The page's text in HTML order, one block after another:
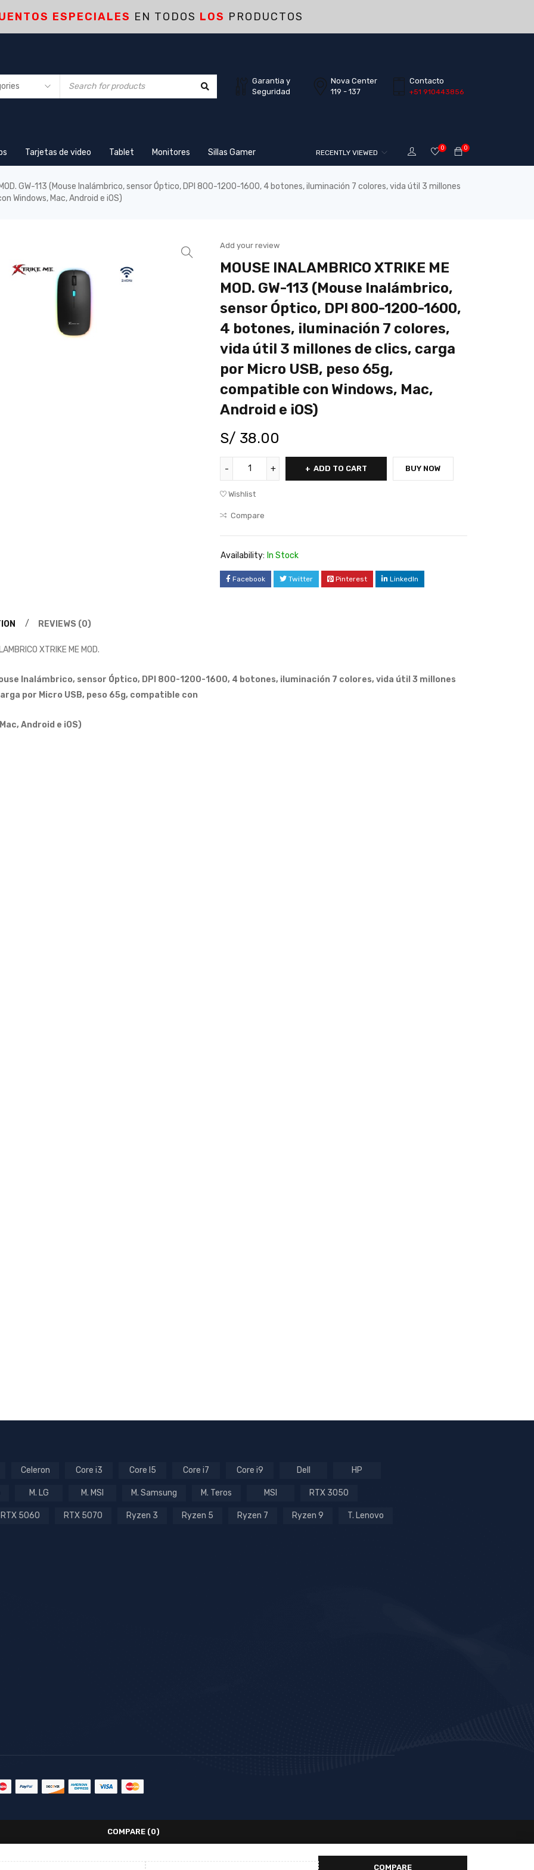
ESPECIALES EN TODOS LOS PRODUCTOS
Garantia y
Seguridad
Nova Center
119 - 137
Contacto
+51 910443856
Tarjetas de video Tablet Monitores Sillas Gamer 0
0
RECENTLY VIEWED
MOD. GW-113 (Mouse Inalámbrico, sensor Óptico, DPI 800-1200-1600, 4 botones, iluminación 7 colores, vida útil 3 millones
Windows, Mac, Android e iOS)
Add your review
MOUSE INALAMBRICO XTRIKE ME
MOD. GW-113 (Mouse Inalámbrico,
sensor Óptico, DPI 800-1200-1600,
4 botones, iluminación 7 colores,
vida útil 3 millones de clics, carga
por Micro USB, peso 65g,
compatible con Windows, Mac,
Android e iOS)
S/ 38.00
ADD TO CART BUY NOW
Wishlist
Compare
Availability: In Stock
Facebook Twitter Pinterest LinkedIn
REVIEWS (0)
XTRIKE ME MOD.
Inalámbrico, sensor Óptico, DPI 800-1200-1600, 4 botones, iluminación 7 colores, vida útil 3 millones
por Micro USB, peso 65g, compatible con
Android e iOS)
Celeron Core i3 Core I5 Core i7 Core i9 Dell HP
M. LG M. MSI M. Samsung M. Teros MSI RTX 3050
RTX 5060 RTX 5070 Ryzen 3 Ryzen 5 Ryzen 7 Ryzen 9 T. Lenovo
COMPARE (0)
COMPARE